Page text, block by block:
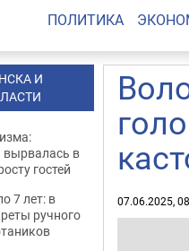
ПОЛИТИКА
07.06.2025,
И
вырвалась в
гостей
7 лет: в
ручного